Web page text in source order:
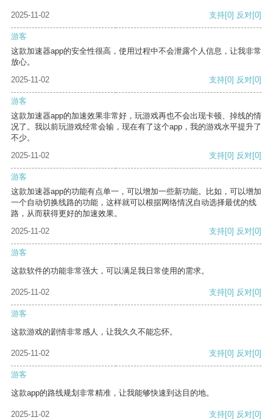
2025-11-02 支持[0] 反对[0]
游客
这款加速器app的安全性很高，使用过程中不会泄露个人信息，让我非常
放心。
2025-11-02
支持[0] 反对[0]
游客
这款加速器app的加速效果非常好，玩游戏再也不会出现卡顿、掉线的情
况了。我以前玩游戏经常会输，现在有了这个app，我的游戏水平提升了
不少。
2025-11-02
支持[0] 反对[0]
游客
这款加速器app的功能有点单一，可以增加一些新功能。比如，可以增加
一个自动切换线路的功能，这样就可以根据网络情况自动选择最优的线
路，从而获得更好的加速效果。
2025-11-02
支持[0] 反对[0]
游客
这款软件的功能非常强大，可以满足我日常使用的需求。
2025-11-02 支持[0] 反对[0]
游客
这款游戏的剧情非常感人，让我久久不能忘怀。
2025-11-02 支持[0] 反对[0]
游客
这款app的路线规划非常精准，让我能够快速到达目的地。
2025-11-02 支持[0] 反对[0]